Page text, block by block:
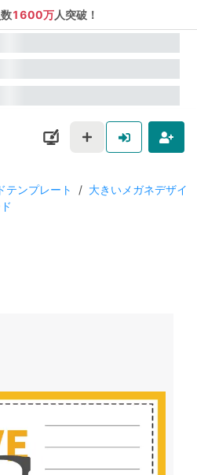
1600万人突破！
テンプレート / 大きいメガネデザイ